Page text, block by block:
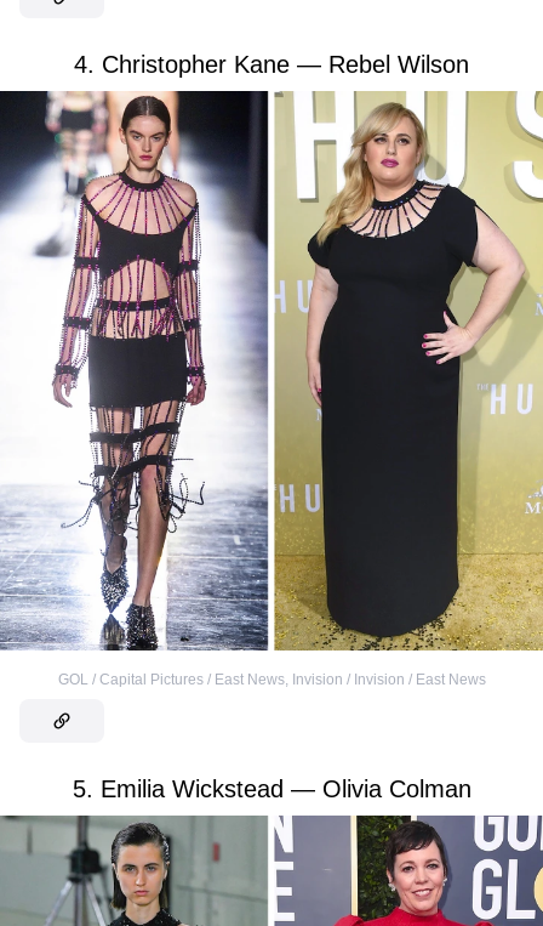
4. Christopher Kane — Rebel Wilson
GOL / Capital Pictures / East News, Invision / Invision / East News
5. Emilia Wickstead — Olivia Colman